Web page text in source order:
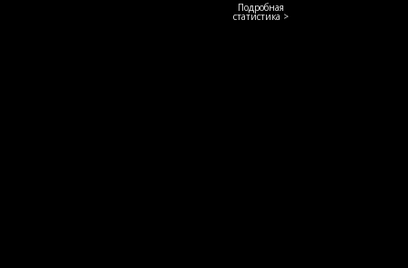
Подробная
статистика >